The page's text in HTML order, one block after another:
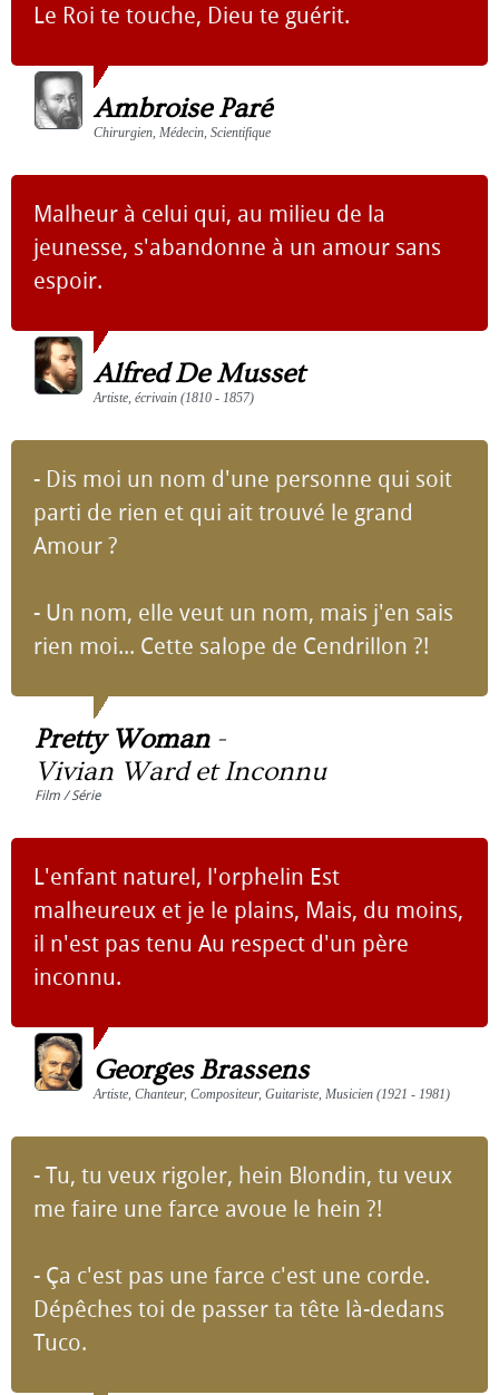
Le Roi te touche, Dieu te guérit.
Ambroise Paré
Chirurgien, Médecin, Scientifique
Malheur à celui qui, au milieu de la
jeunesse, s'abandonne à un amour sans
espoir.
Alfred De Musset
Artiste, écrivain (1810 - 1857)
- Dis moi un nom d'une personne qui soit
parti de rien et qui ait trouvé le grand
Amour ?
- Un nom, elle veut un nom, mais j'en sais
rien moi... Cette salope de Cendrillon ?!
Pretty Woman-
Vivian Ward et Inconnu
Film / Série
L'enfant naturel, l'orphelin Est
malheureux et je le plains, Mais, du moins,
il n'est pas tenu Au respect d'un père
inconnu.
Georges Brassens
Artiste, Chanteur, Compositeur, Guitariste, Musicien (1921 - 1981)
- Tu, tu veux rigoler, hein Blondin, tu veux
me faire une farce avoue le hein ?!
- Ça c'est pas une farce c'est une corde.
Dépêches toi de passer ta tête là-dedans
Tuco.